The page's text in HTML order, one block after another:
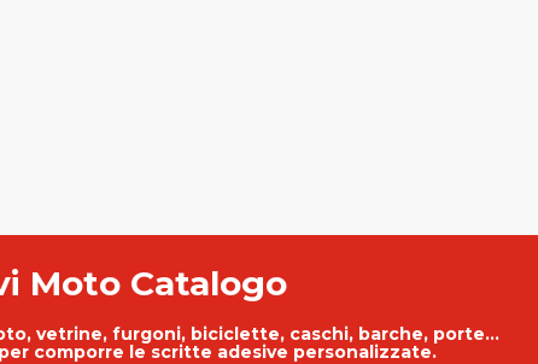
Moto Catalogo
, vetrine, furgoni, biciclette, caschi, barche, porte...
comporre le scritte adesive personalizzate.